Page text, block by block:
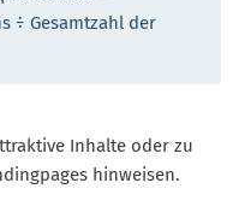
÷ Gesamtzahl der
Inhalte oder zu
hinweisen.